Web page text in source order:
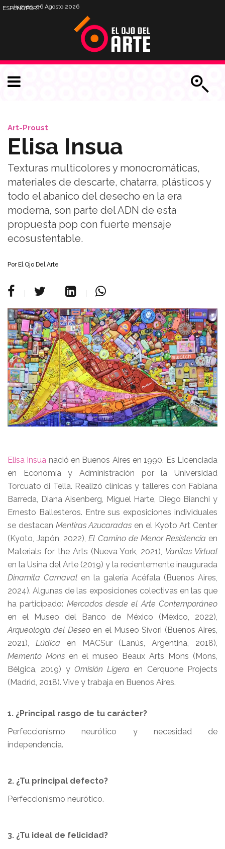
Jueves, 06 Agosto 2026
ESPENGPORT
Art-Proust
Elisa Insua
Texturas multicolores y monocromáticas,
materiales de descarte, chatarra, plásticos y
todo el abanico del desecho en la era
moderna, son parte del ADN de esta
propuesta pop con fuerte mensaje
ecosustentable.
Por El Ojo Del Arte
Elisa Insua nació en Buenos Aires en 1990. Es Licenciada
en Economía y Administración por la Universidad
Torcuato di Tella. Realizó clínicas y talleres con Fabiana
Barreda, Diana Aisenberg, Miguel Harte, Diego Bianchi y
Ernesto Ballesteros. Entre sus exposiciones individuales
se destacan Mentiras Azucaradas en el Kyoto Art Center
(Kyoto, Japón, 2022),El Camino de Menor Resistencia en
Materials for the Arts (Nueva York, 2021), Vanitas Virtual
en la Usina del Arte (2019) y la recientemente inaugurada
Dinamita Carnaval en la galería Acéfala (Buenos Aires,
2024). Algunas de las exposiciones colectivas en las que
ha participado: Mercados desde el Arte Contemporáneo
en el Museo del Banco de México (México, 2022),
Arqueología del Deseoen el Museo Sívori (Buenos Aires,
2021), Lúdica en MACSur (Lanús, Argentina, 2018),
Memento Mons en el museo Beaux Arts Mons (Mons,
Bélgica, 2019) y Omisión Ligera en Cerquone Projects
(Madrid, 2018). Vive y trabaja en Buenos Aires.
1. ¿Principal rasgo de tu carácter?
Perfeccionismo neurótico y necesidad de
independencia.
2. ¿Tu principal defecto?
Perfeccionismo neurótico.
3. ¿Tu ideal de felicidad?